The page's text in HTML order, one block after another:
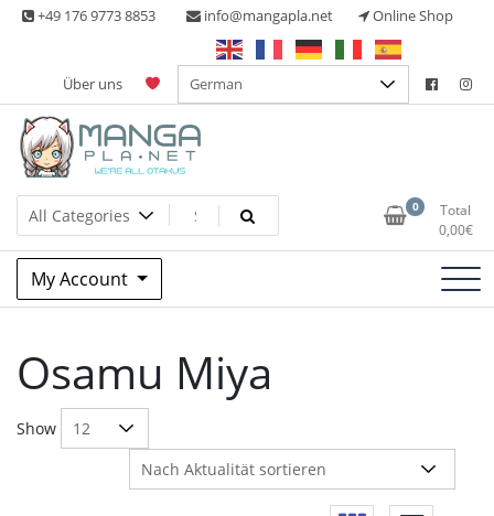
Skip +49 176 9773 8853 info@mangapla.net Online Shop
Über uns
Manga Planet
Split Part Online Shop 0
Total
0,00€
My Account
Osamu Miya
Show